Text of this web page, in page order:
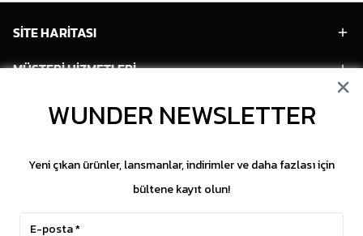
SİTE HARİTASI
MÜŞTERİ HİZMETLERİ
HESABIM
SOSYAL MEDYA
WUNDER NEWSLETTER
Yeni çıkan ürünler, lansmanlar, indirimler ve daha fazlası için
bültene kayıt olun!